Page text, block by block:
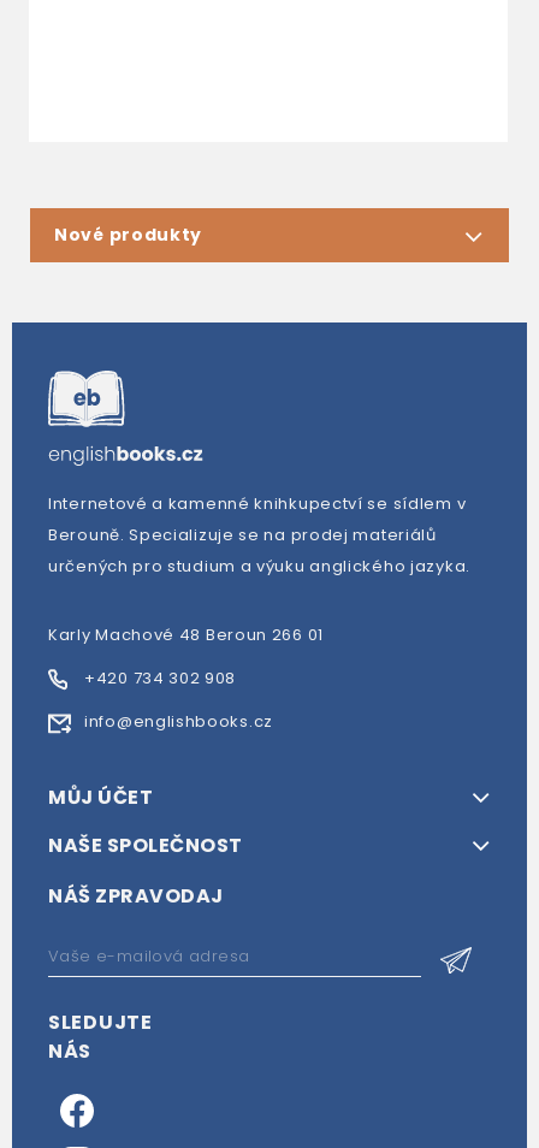
Nové produkty
Internetové a kamenné knihkupectví se sídlem v
Berouně. Specializuje se na prodej materiálů
určených pro studium a výuku anglického jazyka.
Karly Machové 48 Beroun 266 01
+420 734 302 908
info@englishbooks.cz
MŮJ ÚČET
NAŠE SPOLEČNOST
NÁŠ ZPRAVODAJ
SLEDUJTE
NÁS